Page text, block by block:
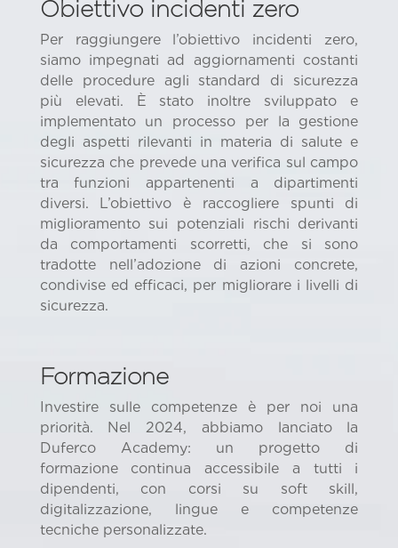
Obiettivo incidenti zero
Per raggiungere l’obiettivo incidenti zero,
siamo impegnati ad aggiornamenti costanti
delle procedure agli standard di sicurezza
più elevati. È stato inoltre sviluppato e
implementato un processo per la gestione
degli aspetti rilevanti in materia di salute e
sicurezza che prevede una verifica sul campo
tra funzioni appartenenti a dipartimenti
diversi. L’obiettivo è raccogliere spunti di
miglioramento sui potenziali rischi derivanti
da comportamenti scorretti, che si sono
tradotte nell’adozione di azioni concrete,
condivise ed efficaci, per migliorare i livelli di
sicurezza.
Formazione
Investire sulle competenze è per noi una
priorità. Nel 2024, abbiamo lanciato la
Duferco Academy: un progetto di
formazione continua accessibile a tutti i
dipendenti, con corsi su soft skill,
digitalizzazione, lingue e competenze
tecniche personalizzate.